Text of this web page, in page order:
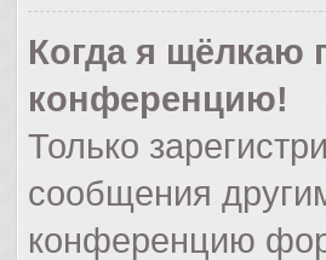
Когда я щёлкаю
конференцию!
Только
сообщения
конференцию